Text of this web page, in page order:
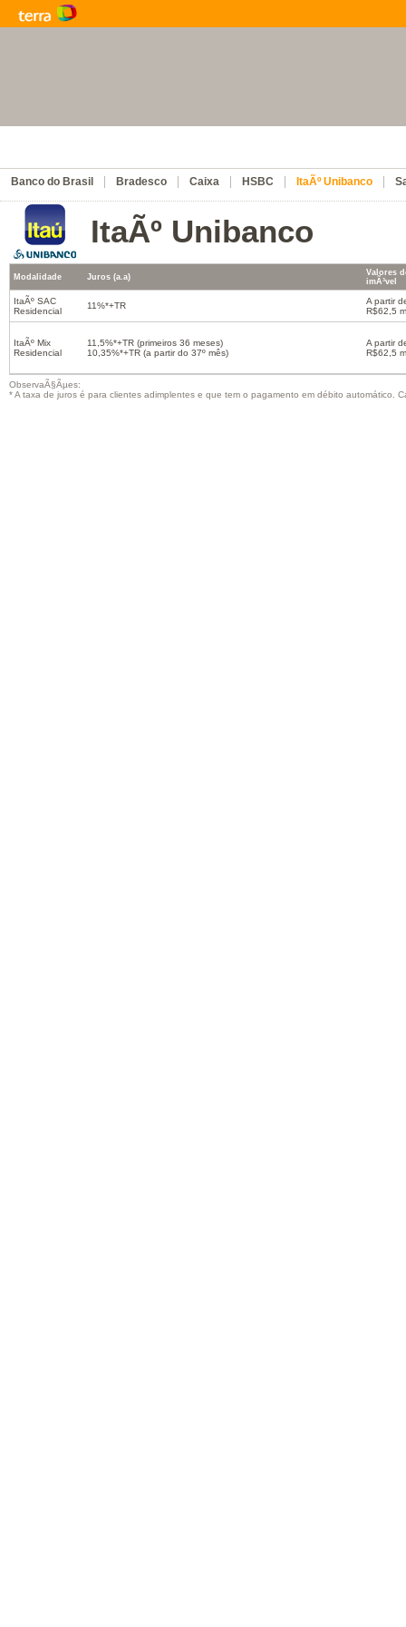
Banco do Brasil Bradesco Caixa HSBC ItaÃº Unibanco
ItaÃº Unibanco
Modalidade Juros (a.a)
Valores
imÃ³vel
ItaÃº SAC
Residencial
11%*+TR
A partir
R$62,5
ItaÃº Mix
Residencial
11,5%*+TR (primeiros 36 meses)
10,35%*+TR (a partir do 37º mês)
A partir
R$62,5
ObservaÃ§Ãµes:
* A taxa de juros é para clientes adimplentes e que tem o pagamento em débito automático.